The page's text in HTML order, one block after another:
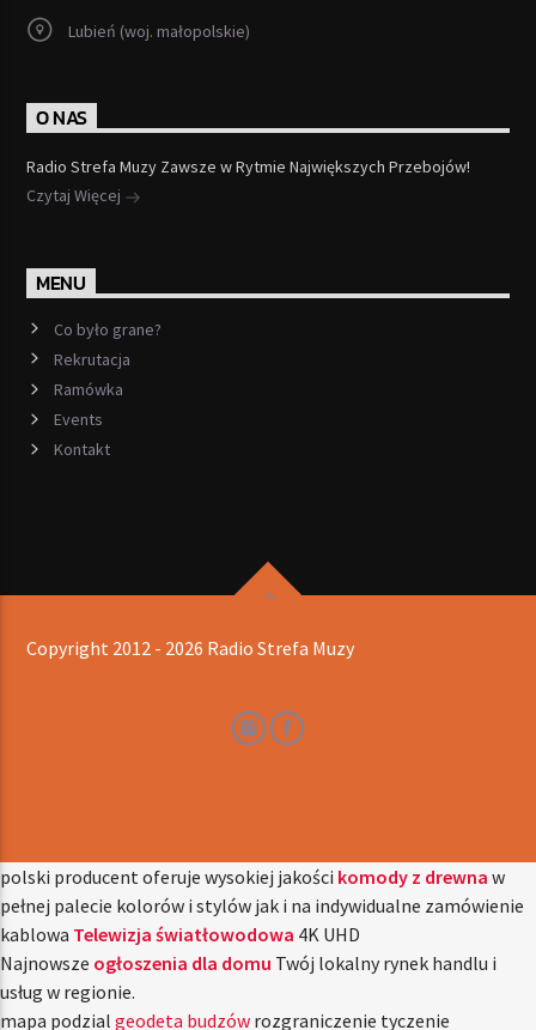
Lubień (woj. małopolskie)
O NAS
Radio Strefa Muzy Zawsze w Rytmie Największych Przebojów!
Czytaj Więcej
MENU
Co było grane?
Rekrutacja
Ramówka
Events
Kontakt
Copyright 2012 - 2026 Radio Strefa Muzy
polski producent oferuje wysokiej jakości komody z drewna w
pełnej palecie kolorów i stylów jak i na indywidualne zamówienie
kablowa Telewizja światłowodowa 4K UHD
Najnowsze ogłoszenia dla domu Twój lokalny rynek handlu i
usług w regionie.
mapa podzial geodeta budzów rozgraniczenie tyczenie